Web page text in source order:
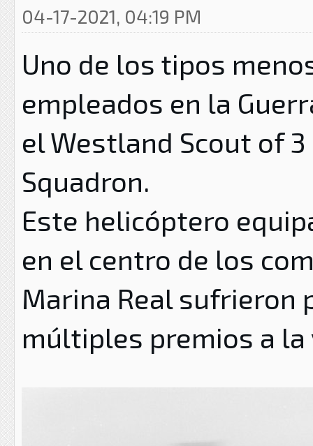
04-17-2021, 04:19 PM
Uno de los tipos
empleados en la
el Westland Scout of
Squadron.
Este helicóptero
en el centro de los
Marina Real sufrieron
múltiples premios a